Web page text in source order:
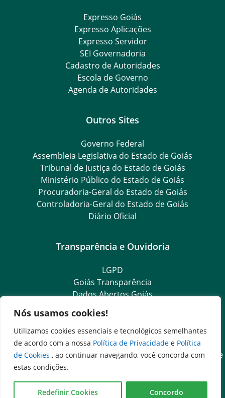
Nós usamos cookies!
Utilizamos cookies essenciais e tecnológicos semelhantes
de acordo com a nossa Política de Privacidade e Política
de Cookies , ao continuar navegando, você concorda com
estas condições.
Redefinir Cookies Concordo
Expresso Goiás
Expresso Aplicações
Expresso Servidor
SEI Governadoria
Cadastro de Autoridades
Escola de Governo
Agenda de Autoridades
Outros Sites
Governo Federal
Assembleia Legislativa do Estado de Goiás
Tribunal de Justiça do Estado de Goiás
Ministério Público do Estado de Goiás
Procuradoria-Geral do Estado de Goiás
Controladoria-Geral do Estado de Goiás
Diário Oficial
Transparência e Ouvidoria
LGPD
Goiás Transparência
Dados Abertos Goiás
Ouvidoria Geral
SIC – Serviço de Informação ao Cidadão
e-SIC – Serviço Eletrônico de Informação ao Cidadão
Acesso às Informações das Organizações Sociais de Saúde
Ouvidoria Setorial (Expresso)
Ouvidoria Setorial (Presencial)